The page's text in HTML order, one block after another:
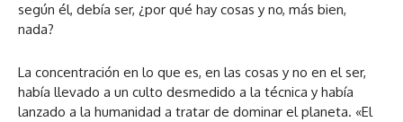
según él, debía ser, ¿por qué hay cosas y no, más bien,
nada?
La concentración en lo que es, en las cosas y no en el ser,
había llevado a un culto desmedido a la técnica y había
lanzado a la humanidad a tratar de dominar el planeta. «El